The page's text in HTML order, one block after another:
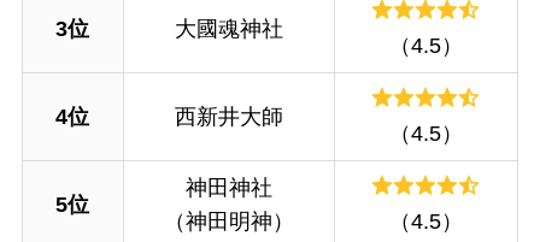
3位 大國魂神社
（4.5）
4位 西新井大師
（4.5）
5位
神田神社
（神田明神）
（4.5）